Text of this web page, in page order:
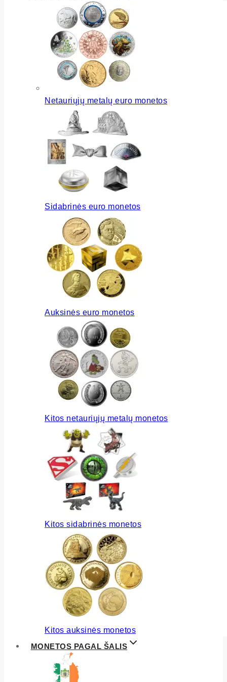
Netauriųjų metalų euro monetos
Sidabrinės euro monetos
Auksinės euro monetos
Kitos netauriųjų metalų monetos
Kitos sidabrinės monetos
Kitos auksinės monetos
MONETOS PAGAL ŠALIS